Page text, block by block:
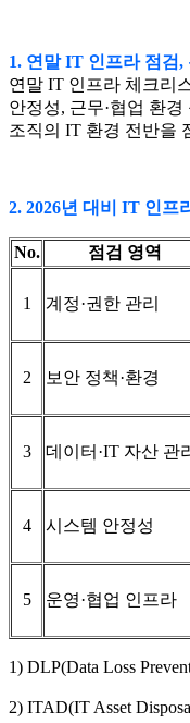
1. 연말 IT 인프라 점검,
연말 IT 인프라 체크리
안정성, 근무·협업 환경
조직의 IT 환경 전반을
2. 2026년 대비 IT 인프
No. 점검 영역
1 계정·권한 관리
2 보안 정책·환경
3 데이터·IT 자산 관
4 시스템 안정성
5 운영·협업 인프라
1) DLP(Data Loss
2) ITAD(IT Asset